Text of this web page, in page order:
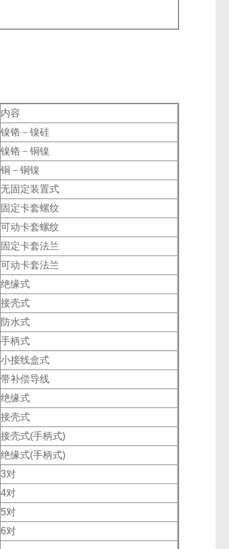
内容
镍铬－镍硅
镍铬－铜镍
铜－铜镍
无固定装置式
固定卡套螺纹
可动卡套螺纹
固定卡套法兰
可动卡套法兰
绝缘式
接壳式
防水式
手柄式
小接线盒式
带补偿导线
绝缘式
接壳式
接壳式(手柄式)
绝缘式(手柄式)
3对
4对
5对
6对